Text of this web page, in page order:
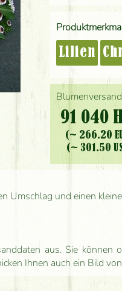
91 040
(~ 266.20
(~ 301.50
Lilien
Umschlag und einen
aus. Sie können
Ihnen auch ein Bild